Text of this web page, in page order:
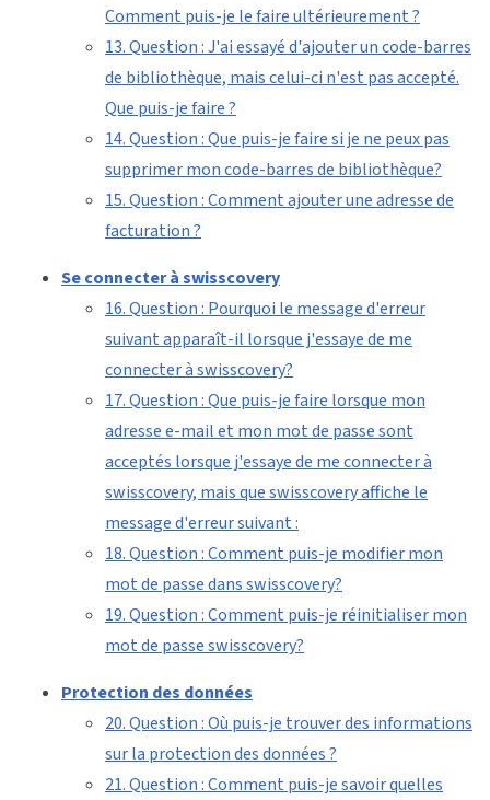
Comment puis-je le faire ultérieurement ?
13. Question : J'ai essayé d'ajouter un code-barres
de bibliothèque, mais celui-ci n'est pas accepté.
Que puis-je faire ?
14. Question : Que puis-je faire si je ne peux pas
supprimer mon code-barres de bibliothèque?
15. Question : Comment ajouter une adresse de
facturation ?
Se connecter à swisscovery
16. Question : Pourquoi le message d'erreur
suivant apparaît-il lorsque j'essaye de me
connecter à swisscovery?
17. Question : Que puis-je faire lorsque mon
adresse e-mail et mon mot de passe sont
acceptés lorsque j'essaye de me connecter à
swisscovery, mais que swisscovery affiche le
message d'erreur suivant :
18. Question : Comment puis-je modifier mon
mot de passe dans swisscovery?
19. Question : Comment puis-je réinitialiser mon
mot de passe swisscovery?
Protection des données
20. Question : Où puis-je trouver des informations
sur la protection des données ?
21. Question : Comment puis-je savoir quelles